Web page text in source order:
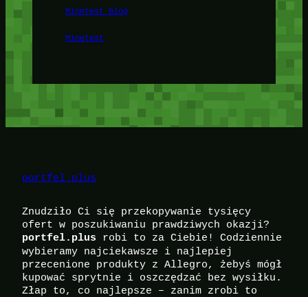
Minetest Blog
Minetest
portfel.plus
Znudziło Ci się przekopywanie tysięcy
ofert w poszukiwaniu prawdziwych okazji?
portfel.plus robi to za Ciebie! Codziennie
wybieramy najciekawsze i najlepiej
przecenione produkty z Allegro, żebyś mógł
kupować sprytnie i oszczędzać bez wysiłku.
Złap to, co najlepsze – zanim zrobi to